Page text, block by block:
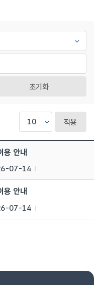
초기화
적용
호, 제목, 작성자, 조회수,등
용 안내
07-14
용 안내
07-14